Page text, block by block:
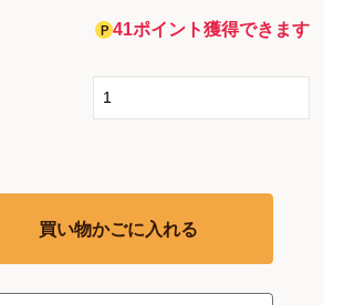
41ポイント獲得できます
買い物かごに入れる